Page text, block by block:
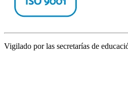
Vigilado por las secretarías de